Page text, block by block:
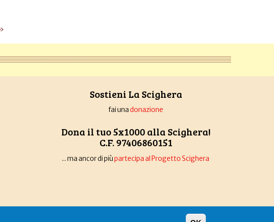
Sostieni La Scighera
fai unadonazione
Dona il tuo 5x1000 alla Scighera!
C.F. 97406860151
... ma ancor di piùpartecipa al Progetto Scighera